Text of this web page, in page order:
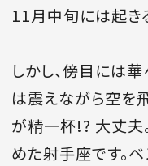
SPUR 2026 JULY
2026-07-23発売
最新号を試し
11月中旬には起き
しかし、傍目には
は震えながら空を
が精一杯!? 大丈夫
めた射手座です。